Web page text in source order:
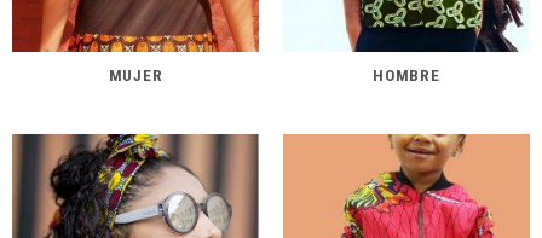
MUJER HOMBRE